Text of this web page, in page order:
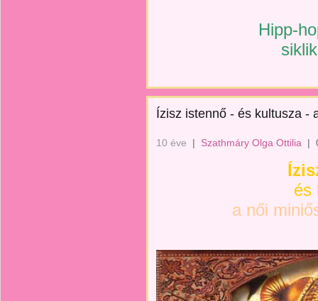
Hipp-
Ízisz istennő - és kultusza -
10 éve | Szathmáry Olga Ottilia |
és
a női